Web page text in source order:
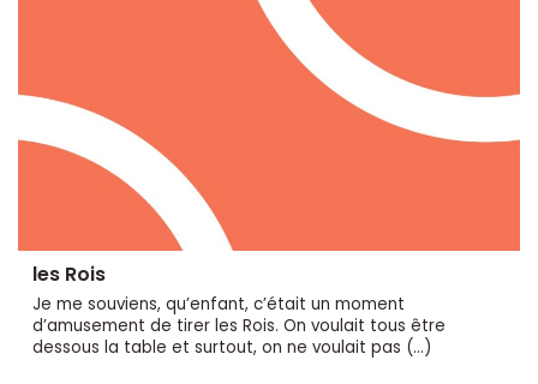
les Rois
Je me souviens, qu’enfant, c’était un moment
d’amusement de tirer les Rois. On voulait tous être
dessous la table et surtout, on ne voulait pas (…)